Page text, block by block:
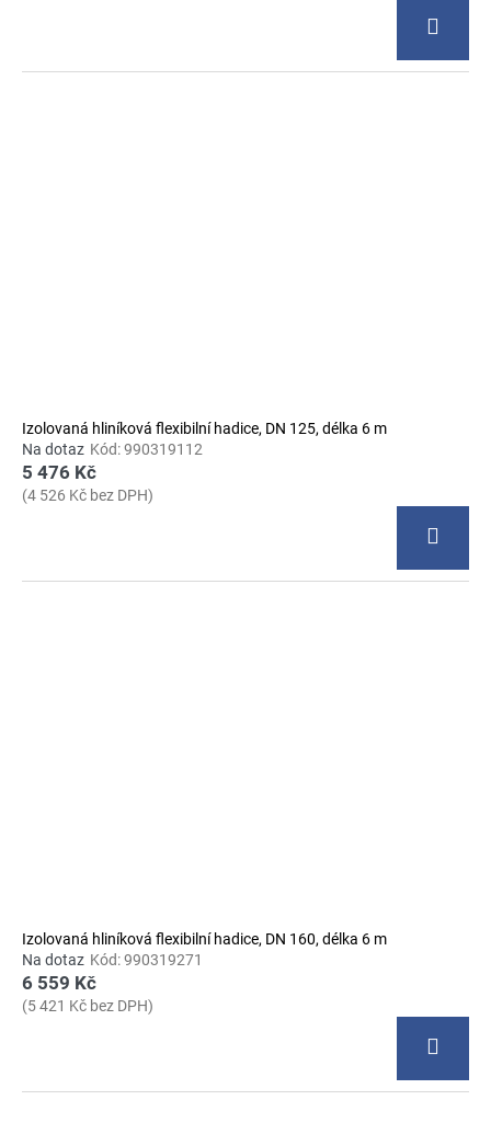
Izolovaná hliníková flexibilní hadice, DN 125, délka 6 m
Na dotaz Kód:990319112
5 476 Kč
(4 526 Kč bez DPH)
Izolovaná hliníková flexibilní hadice, DN 160, délka 6 m
Na dotaz Kód:990319271
6 559 Kč
(5 421 Kč bez DPH)